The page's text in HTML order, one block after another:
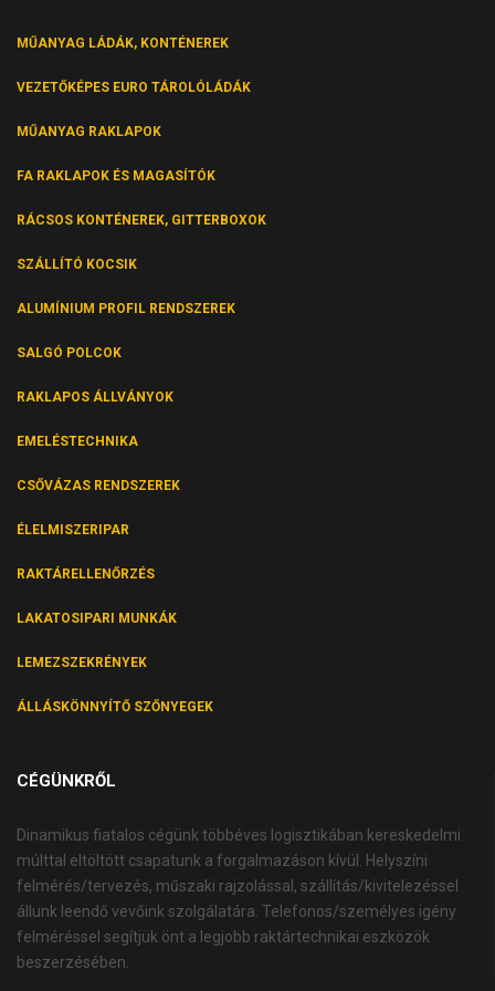
MŰANYAG LÁDÁK, KONTÉNEREK
VEZETŐKÉPES EURO TÁROLÓLÁDÁK
MŰANYAG RAKLAPOK
FA RAKLAPOK ÉS MAGASÍTÓK
RÁCSOS KONTÉNEREK, GITTERBOXOK
SZÁLLÍTÓ KOCSIK
ALUMÍNIUM PROFIL RENDSZEREK
SALGÓ POLCOK
RAKLAPOS ÁLLVÁNYOK
EMELÉSTECHNIKA
CSŐVÁZAS RENDSZEREK
ÉLELMISZERIPAR
RAKTÁRELLENŐRZÉS
LAKATOSIPARI MUNKÁK
LEMEZSZEKRÉNYEK
ÁLLÁSKÖNNYÍTŐ SZŐNYEGEK
CÉGÜNKRŐL
Dinamikus fiatalos cégünk többéves logisztikában kereskedelmi
múlttal eltöltött csapatunk a forgalmazáson kívül. Helyszíni
felmérés/tervezés, műszaki rajzolással, szállítás/kivitelezéssel
állunk leendő vevőink szolgálatára. Telefonos/személyes igény
felméréssel segítjük önt a legjobb raktártechnikai eszközök
beszerzésében.